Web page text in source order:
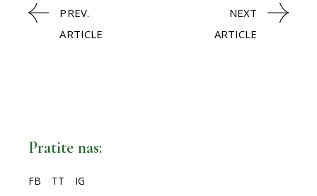
Pratite nas:
FB TT IG
PREV.
ARTICLE
NEXT
ARTICLE